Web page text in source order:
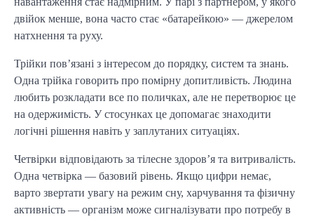
двійок менше, вона часто стає «батарейкою» — джерелом
натхнення та руху.
Трійки пов’язані з інтересом до порядку, систем та знань.
Одна трійка говорить про помірну допитливість. Людина
любить розкладати все по поличках, але не перетворює це
на одержимість. У стосунках це допомагає знаходити
логічні рішення навіть у заплутаних ситуаціях.
Четвірки відповідають за тілесне здоров’я та витривалість.
Одна четвірка — базовий рівень. Якщо цифри немає,
варто звертати увагу на режим сну, харчування та фізичну
активність — організм може сигналізувати про потребу в